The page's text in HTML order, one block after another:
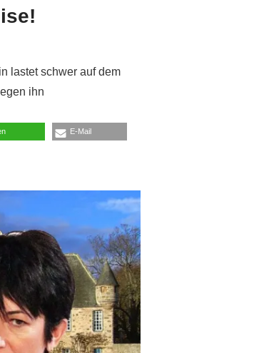
lastet schwer auf dem
ihn
E-Mail